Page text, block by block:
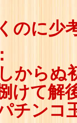
のに少
からぬ
けて解
チンコ